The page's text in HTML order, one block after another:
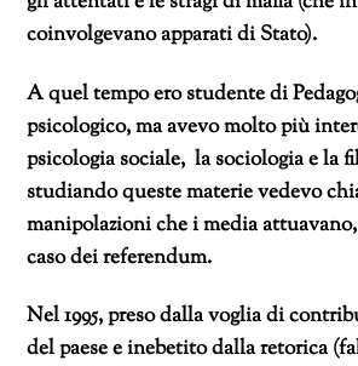
coinvolgevano apparati di Stato).
A quel tempo ero studente di
psicologico, ma avevo molto più
psicologia sociale, la sociologia e la
studiando queste materie vedevo
manipolazioni che i media
caso dei referendum.
Nel 1995, preso dalla voglia di
del paese e inebetito dalla retorica